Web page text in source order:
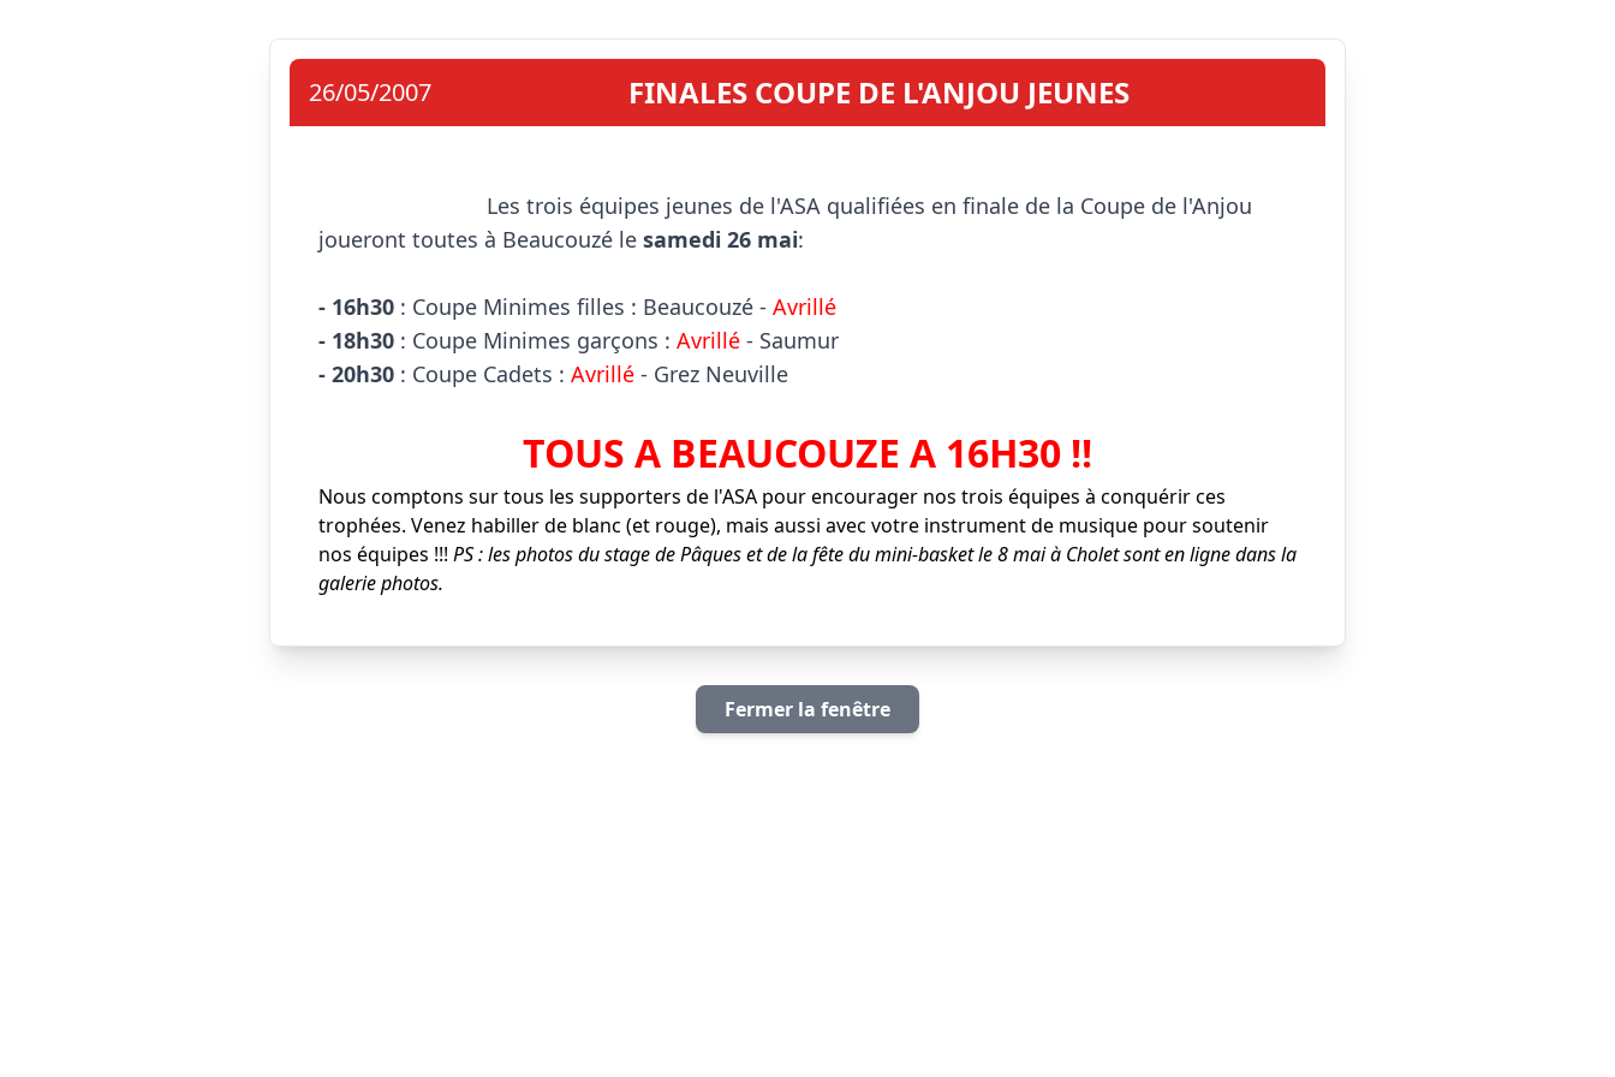
26/05/2007 FINALES COUPE DE L'ANJOU JEUNES
joueront toutes à Beaucouzé le samedi 26 mai:
- 16h30 : Coupe Minimes filles : Beaucouzé - Avrillé
- 18h30 : Coupe Minimes garçons : Avrillé
- 20h30 : Coupe Cadets : Avrillé - Grez Neuville
TOUS A BEAUCOUZE A 16H30 !!
Nous comptons sur tous les supporters de l'ASA pour encourager nos trois équipes à conquérir ces
trophées. Venez habiller de blanc (et rouge), mais aussi avec votre instrument de musique pour soutenir
nos équipes !!! PS : les photos du stage de Pâques et de la fête du mini-basket le 8 mai à Cholet sont en ligne dans la
galerie photos.
Fermer la fenêtre